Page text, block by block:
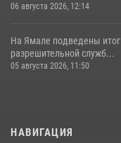
06 августа 2026, 12:14
На Ямале подведены
разрешительной служб...
05 августа 2026, 11:50
НАВИГАЦИЯ